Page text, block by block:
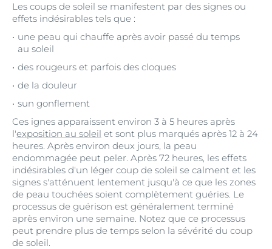
Les coups de soleil se manifestent par des signes ou
effets indésirables tels que :
une peau qui chauffe après avoir passé du temps
au soleil
des rougeurs et parfois des cloques
de la douleur
sun gonflement
Ces ignes apparaissent environ 3 à 5 heures après
l'exposition au soleil et sont plus marqués après 12 à 24
heures. Après environ deux jours, la peau
endommagée peut peler. Après 72 heures, les effets
indésirables d'un léger coup de soleil se calment et les
signes s'atténuent lentement jusqu'à ce que les zones
de peau touchées soient complètement guéries. Le
processus de guérison est généralement terminé
après environ une semaine. Notez que ce processus
peut prendre plus de temps selon la sévérité du coup
de soleil.